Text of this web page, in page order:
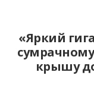
«Яркий
крышу